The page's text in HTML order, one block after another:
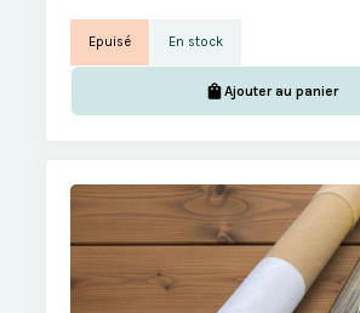
Epuisé En stock
Ajouter au panier